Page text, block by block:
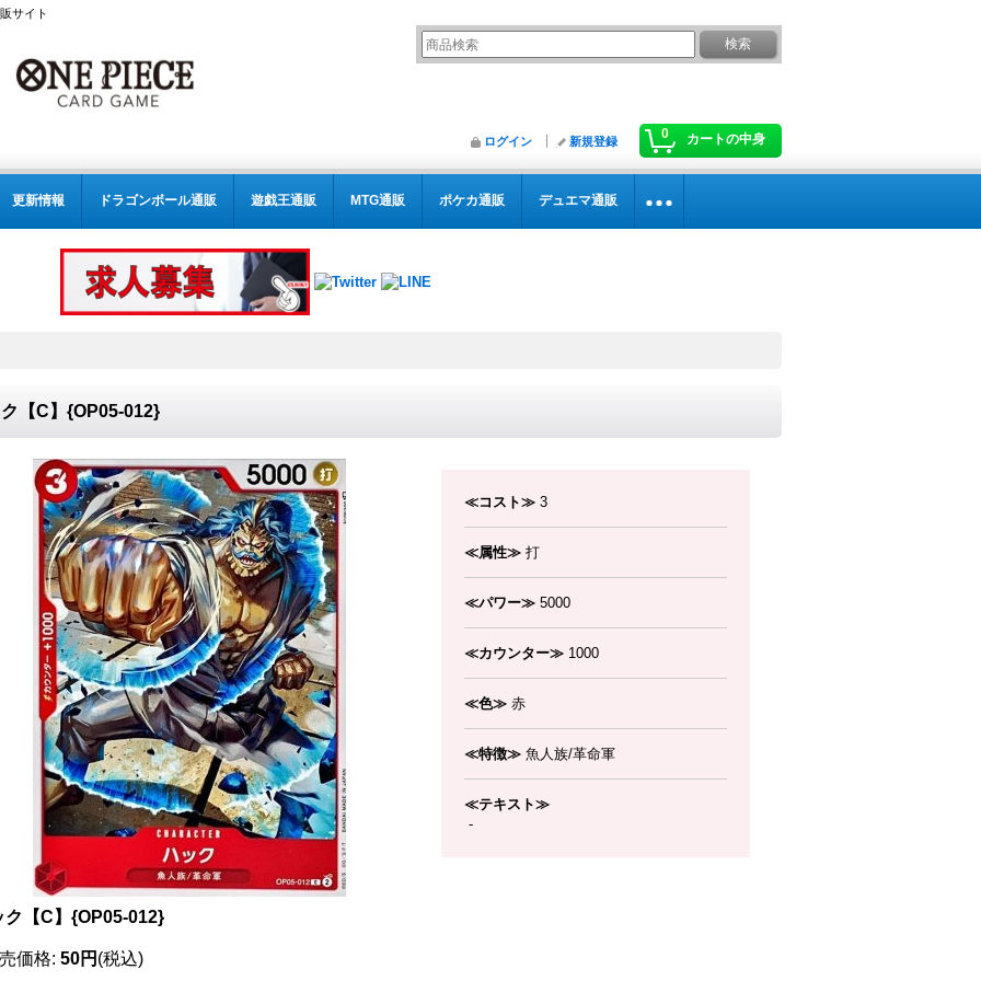
サイト
0 カートの中身
ログイン 新規登録
更新情報 ドラゴンボール通販 遊戯王通販 MTG通販 ポケカ通販 デュエマ通販
【C】{OP05-012}
≪コスト≫ 3
≪属性≫ 打
≪パワー≫ 5000
≪カウンター≫ 1000
≪色≫ 赤
≪特徴≫ 魚人族/革命軍
≪テキスト≫
-
ク【C】{OP05-012}
価格: 50円 (税込)